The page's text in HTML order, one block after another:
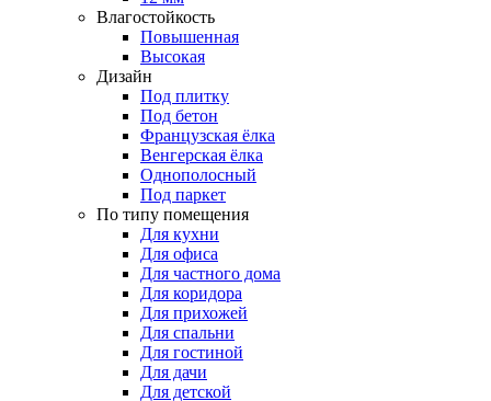
Влагостойкость
Повышенная
Высокая
Дизайн
Под плитку
Под бетон
Французская ёлка
Венгерская ёлка
Однополосный
Под паркет
По типу помещения
Для кухни
Для офиса
Для частного дома
Для коридора
Для прихожей
Для спальни
Для гостиной
Для дачи
Для детской